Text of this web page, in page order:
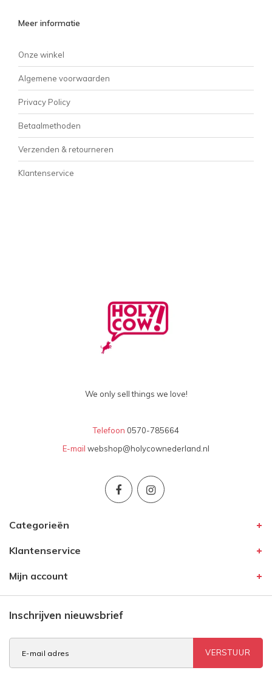
Meer informatie
Onze winkel
Algemene voorwaarden
Privacy Policy
Betaalmethoden
Verzenden & retourneren
Klantenservice
We only sell things we love!
Telefoon 0570-785664
E-mail webshop@holycownederland.nl
Categorieën
Klantenservice
Mijn account
Inschrijven nieuwsbrief
VERSTUUR